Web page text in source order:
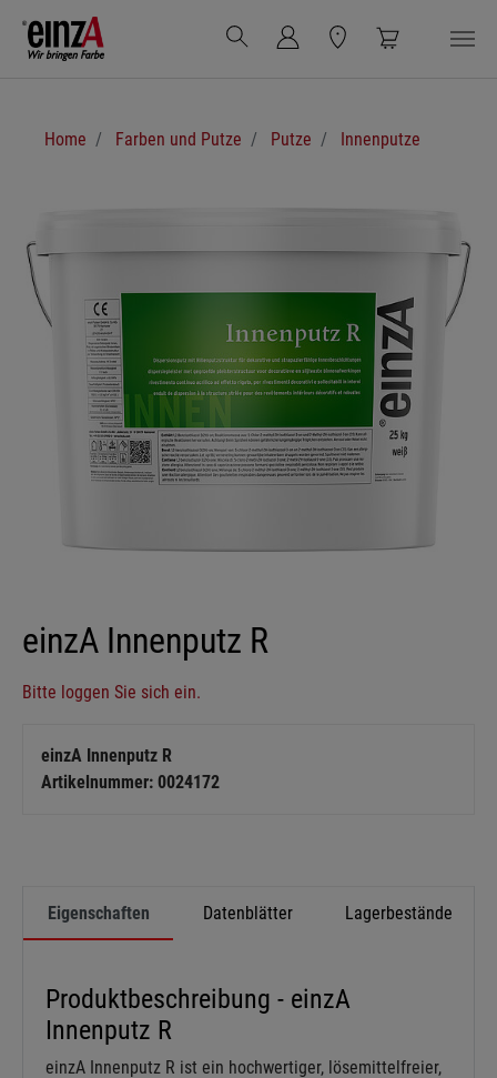
Zum Hauptinhalt springen
Home Farben und Putze Putze Innenputze
einzA Innenputz R
Bitte loggen Sie sich ein.
einzA Innenputz R
Artikelnummer: 0024172
Eigenschaften Datenblätter Lagerbestände
Produktbeschreibung - einzA
Innenputz R
einzA Innenputz R ist ein hochwertiger, lösemittelfreier,